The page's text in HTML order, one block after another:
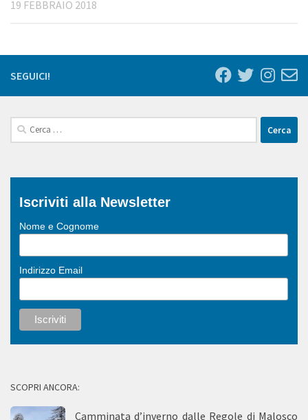
19 FEBBRAIO 2018
SEGUICI!
Ricerca
per:
Iscriviti alla Newsletter
Nome e Cognome
Indirizzo Email
SCOPRI ANCORA:
Camminata d’inverno dalle Regole di Malosco